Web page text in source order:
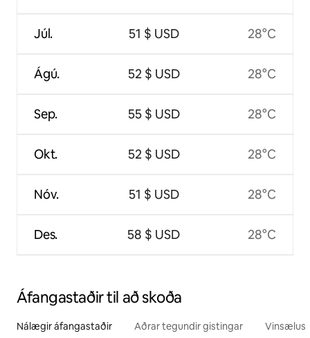
Júl.
Ágú.
Sep.
Okt.
Nóv.
Des.
51 $ USD
52 $ USD
55 $ USD
52 $ USD
51 $ USD
58 $ USD
28°C
28°C
28°C
28°C
28°C
28°C
Áfangastaðir til að skoða
Nálægir áfangastaðir Aðrar tegundir gistingar